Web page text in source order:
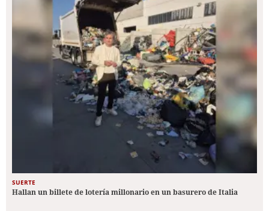
SUERTE
Hallan un billete de lotería millonario en un basurero de Italia